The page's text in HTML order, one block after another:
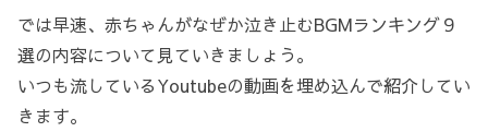
では早速、赤ちゃんがなぜか泣き止むBGMランキング９
選の内容について見ていきましょう。
いつも流しているYoutubeの動画を埋め込んで紹介してい
きます。